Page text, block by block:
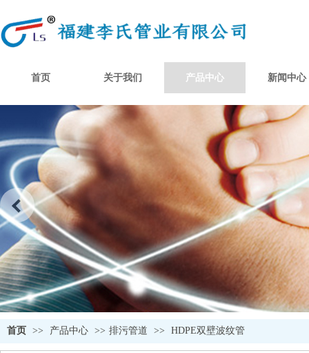
首页 关于我们 产品中心 新闻中心
首页 >> 产品中心 >> 排污管道 >> HDPE双壁波纹管